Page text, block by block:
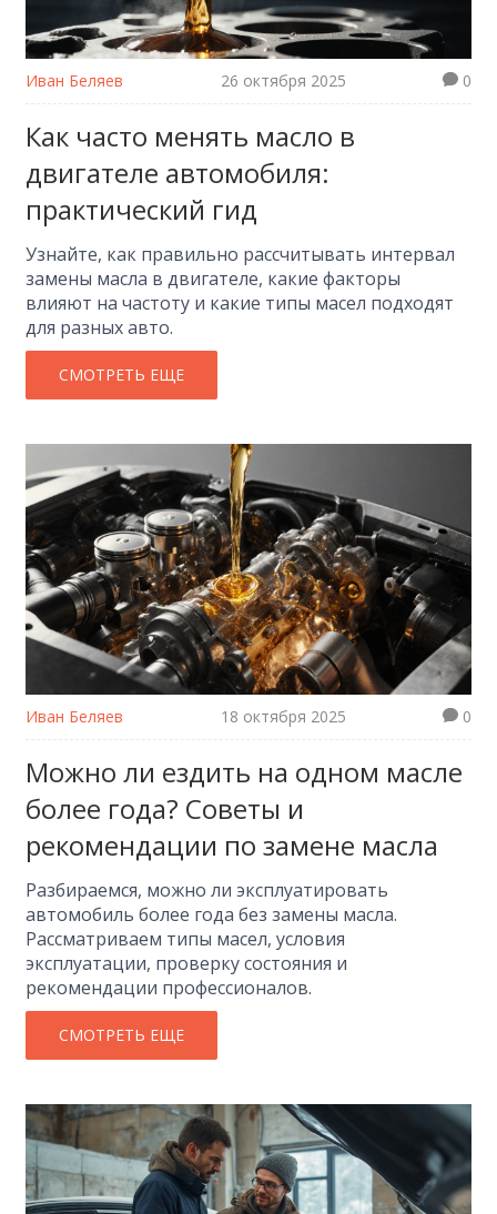
Иван Беляев 26 октября 2025 0
Как часто менять масло в
двигателе автомобиля:
практический гид
Узнайте, как правильно рассчитывать интервал
замены масла в двигателе, какие факторы
влияют на частоту и какие типы масел подходят
для разных автo.
СМОТРЕТЬ ЕЩЕ
Иван Беляев 18 октября 2025 0
Можно ли ездить на одном масле
более года? Советы и
рекомендации по замене масла
Разбираемся, можно ли эксплуатировать
автомобиль более года без замены масла.
Рассматриваем типы масел, условия
эксплуатации, проверку состояния и
рекомендации профессионалов.
СМОТРЕТЬ ЕЩЕ